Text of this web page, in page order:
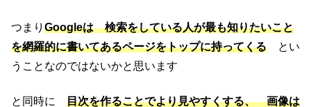
つまり Googleは 検索をしている人が最も知りたいこと
を網羅的に書いてあるページをトップに持ってくる とい
うことなのではないかと思います
と同時に 目次を作ることでより見やすくする、 画像は